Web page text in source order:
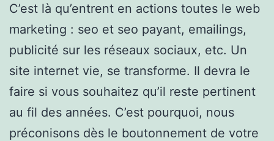
C’est là qu’entrent en actions toutes le web
marketing : seo et seo payant, emailings,
publicité sur les réseaux sociaux, etc. Un
site internet vie, se transforme. Il devra le
faire si vous souhaitez qu’il reste pertinent
au fil des années. C’est pourquoi, nous
préconisons dès le boutonnement de votre